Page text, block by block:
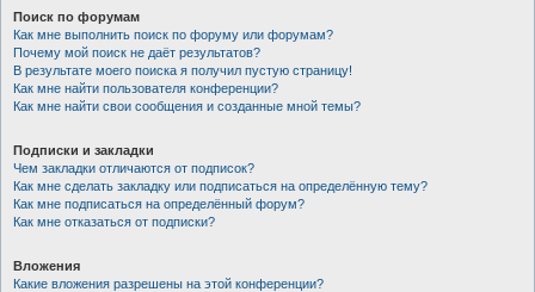
Поиск по форумам
Как мне выполнить поиск по форуму или форумам?
Почему мой поиск не даёт результатов?
В результате моего поиска я получил пустую страницу!
Как мне найти пользователя конференции?
Как мне найти свои сообщения и созданные мной темы?
Подписки и закладки
Чем закладки отличаются от подписок?
Как мне сделать закладку или подписаться на определённую тему?
Как мне подписаться на определённый форум?
Как мне отказаться от подписки?
Вложения
Какие вложения разрешены на этой конференции?